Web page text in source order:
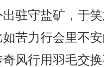
驻守盐矿，于
苦力行会里不
风行用羽毛交